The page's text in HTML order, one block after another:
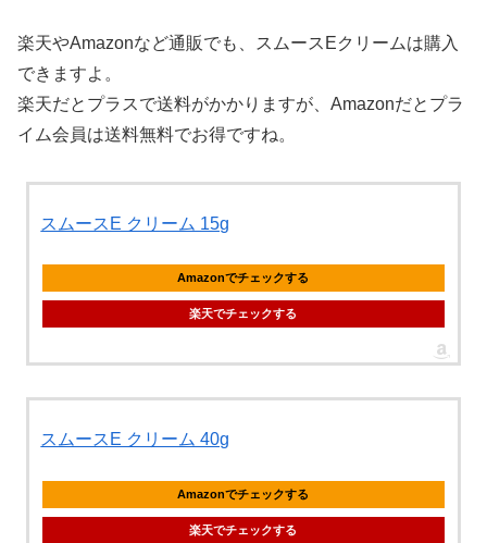
楽天やAmazonなど通販でも、スムースEクリームは購入
できますよ。
楽天だとプラスで送料がかかりますが、Amazonだとプラ
イム会員は送料無料でお得ですね。
スムースE クリーム 15g
Amazonでチェックする
楽天でチェックする
スムースE クリーム 40g
Amazonでチェックする
楽天でチェックする